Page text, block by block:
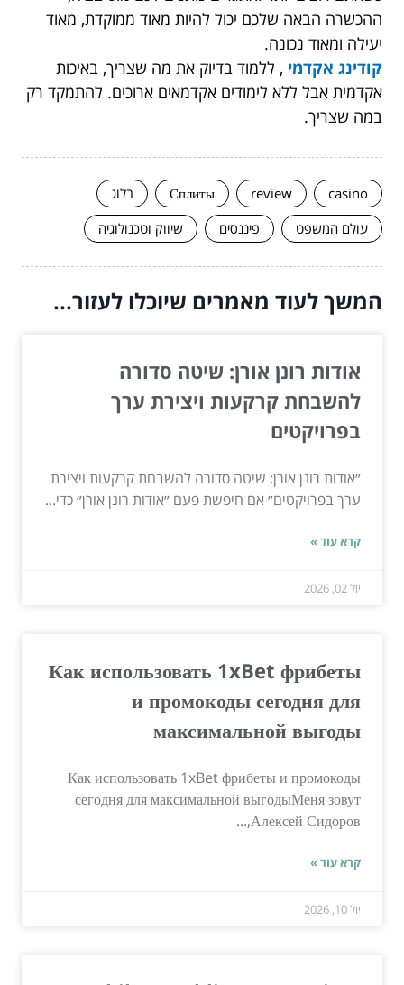
ההכשרה הבאה שלכם יכול להיות מאוד ממוקדת, מאוד
יעילה ומאוד נכונה.
קודינג אקדמי , ללמוד בדיוק את מה שצריך, באיכות
אקדמית אבל ללא לימודים אקדמאים ארוכים. להתמקד רק
במה שצריך.
casino
review
Сплиты
בלוג
עולם המשפט
פיננסים שיווק וטכנולוגיה
המשך לעוד מאמרים שיוכלו לעזור...
אודות רונן אורן: שיטה סדורה
להשבחת קרקעות ויצירת ערך
בפרויקטים
״אודות רונן אורן: שיטה סדורה להשבחת קרקעות ויצירת
ערך בפרויקטים״ אם חיפשת פעם ״אודות רונן אורן״ כדי...
קרא עוד »
יול 02, 2026
Как использовать 1xBet фрибеты
и промокоды сегодня для
максимальной выгоды
Как использовать 1xBet фрибеты и промокоды
сегодня для максимальной выгодыМеня зовут
Алексей Сидоров,...
קרא עוד »
יול 10, 2026